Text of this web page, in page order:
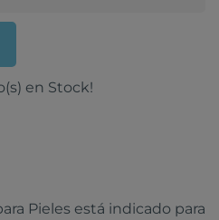
en Stock!
Pieles está indicado para